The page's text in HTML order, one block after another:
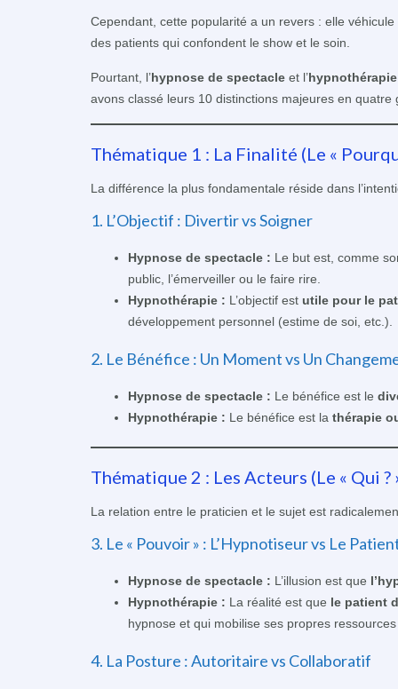
Cependant, cette popularité a un revers : elle
des patients qui confondent le show et le soin.
Pourtant, l’hypnose de spectacle et l’hypnothérapie
avons classé leurs 10 distinctions majeures en quatre
Thématique 1 : La Finalité (Le «
La différence la plus fondamentale réside dans
1. L’Objectif : Divertir vs Soigner
Hypnose de spectacle : Le but est, comme
public, l’émerveiller ou le faire rire.
Hypnothérapie : L’objectif est utile pour le
développement personnel (estime de soi, etc.).
2. Le Bénéfice : Un Moment vs Un
Hypnose de spectacle : Le bénéfice est le
Hypnothérapie : Le bénéfice est la thérapie
Thématique 2 : Les Acteurs (Le « Qui ?
La relation entre le praticien et le sujet est
3. Le « Pouvoir » : L’Hypnotiseur vs Le
Hypnose de spectacle : L’illusion est que
Hypnothérapie : La réalité est que le patient
hypnose et qui mobilise ses propres
4. La Posture : Autoritaire vs Collaboratif